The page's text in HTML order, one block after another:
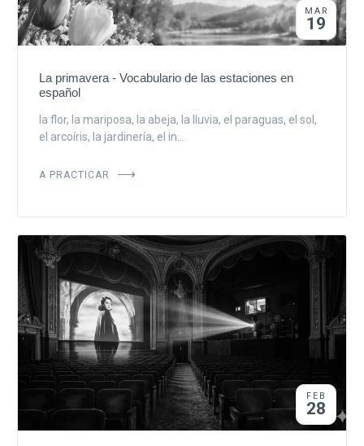
MAR
19
La primavera - Vocabulario de las estaciones en
español
la flor, la mariposa, la abeja, la lluvia, el paraguas, el sol,
el arcoíris, la jardinería, el in...
A PRACTICAR
FEB
28